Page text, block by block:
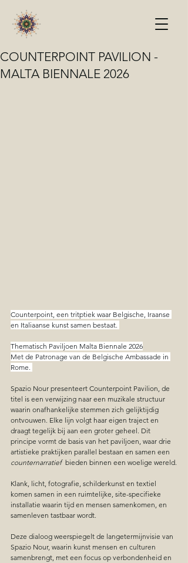
COUNTERPOINT PAVILION -
MALTA BIENNALE 2026
Counterpoint, een tritptiek waar Belgische, Iraanse
en Italiaanse kunst samen bestaat.
Thematisch Paviljoen Malta Biennale 2026
Met de Patronage van de Belgische Ambassade in
Rome.
Spazio Nour presenteert Counterpoint Pavilion, de
titel is een verwijzing naar een muzikale structuur
waarin onafhankelijke stemmen zich gelijktijdig
ontvouwen. Elke lijn volgt haar eigen traject en
draagt tegelijk bij aan een groter geheel. Dit
principe vormt de basis van het paviljoen, waar drie
artistieke praktijken parallel bestaan en samen een
counternarratief bieden binnen een woelige wereld.
Klank, licht, fotografie, schilderkunst en textiel
komen samen in een ruimtelijke, site-specifieke
installatie waarin tijd en mensen samenkomen, en
samenleven tastbaar wordt.
Deze dialoog weerspiegelt de langetermijnvisie van
Spazio Nour, waarin kunst mensen en culturen
samenbrengt, met een focus op verbondenheid en